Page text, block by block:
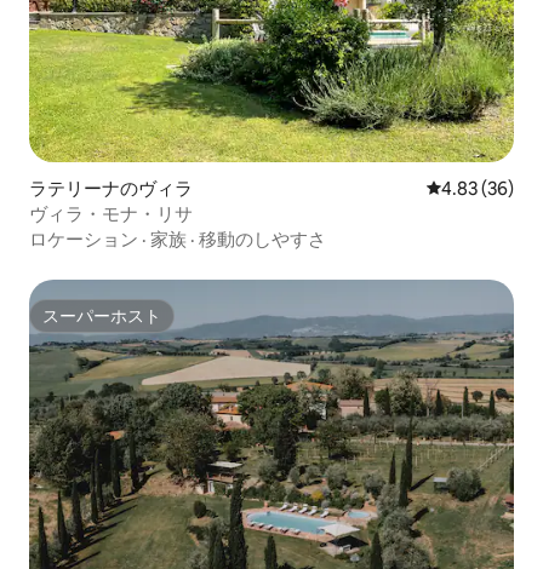
ラテリーナのヴィラ レビュー36
4.83 (36)
ヴィラ・モナ・リサ
ロケーション · 家族 · 移動のしやすさ
スーパーホスト
スーパーホスト